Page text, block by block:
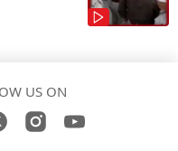
US ON